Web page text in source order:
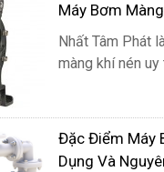
Máy Bơm
Nhất Tâm Phát
màng khí nén uy
Đặc Điểm Máy
Dụng Và